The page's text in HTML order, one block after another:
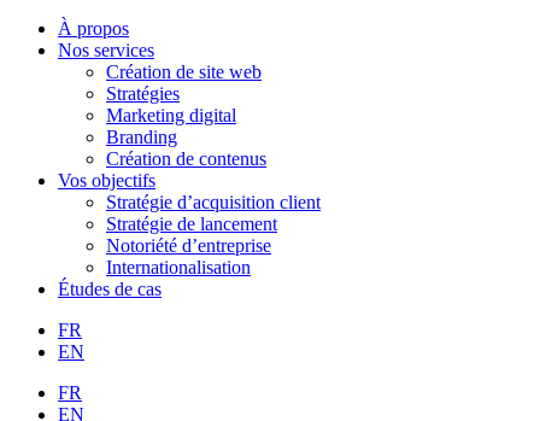
À propos
Nos services
Création de site web
Stratégies
Marketing digital
Branding
Création de contenus
Vos objectifs
Stratégie d’acquisition client
Stratégie de lancement
Notoriété d’entreprise
Internationalisation
Études de cas
FR
EN
FR
EN